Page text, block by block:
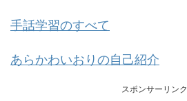
手話学習のすべて
あらかわいおりの自己紹介
スポンサーリンク